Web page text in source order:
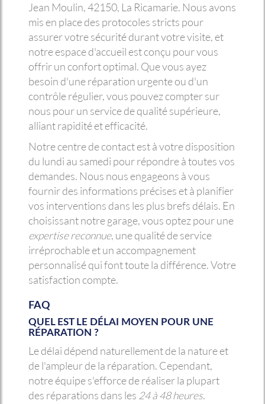
Jean Moulin, 42150, La Ricamarie. Nous avons
mis en place des protocoles stricts pour
assurer votre sécurité durant votre visite, et
notre espace d'accueil est conçu pour vous
offrir un confort optimal. Que vous ayez
besoin d'une réparation urgente ou d'un
contrôle régulier, vous pouvez compter sur
nous pour un service de qualité supérieure,
alliant rapidité et efficacité.
Notre centre de contact est à votre disposition
du lundi au samedi pour répondre à toutes vos
demandes. Nous nous engageons à vous
fournir des informations précises et à planifier
vos interventions dans les plus brefs délais. En
choisissant notre garage, vous optez pour une
expertise reconnue, une qualité de service
irréprochable et un accompagnement
personnalisé qui font toute la différence. Votre
satisfaction compte.
FAQ
QUEL EST LE DÉLAI MOYEN POUR UNE
RÉPARATION ?
Le délai dépend naturellement de la nature et
de l'ampleur de la réparation. Cependant,
notre équipe s'efforce de réaliser la plupart
des réparations dans les 24 à 48 heures.